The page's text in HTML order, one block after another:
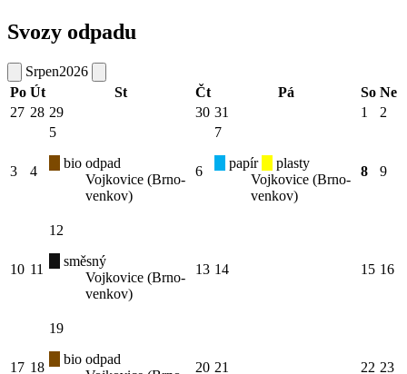
Svozy odpadu
Srpen2026
Po Út St Čt Pá So Ne
27 28 29 30 31 1 2
3 4
5
bio odpad
Vojkovice (Brno-
venkov)
6
7
papír
plasty
Vojkovice (Brno-
venkov)
8 9
10 11
12
směsný
Vojkovice (Brno-
venkov)
13 14 15 16
17 18
19
bio odpad
20 21 22 23